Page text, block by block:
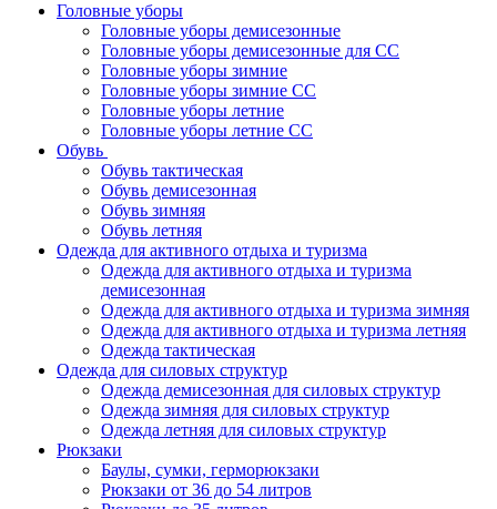
Головные уборы
Головные уборы демисезонные
Головные уборы демисезонные для СС
Головные уборы зимние
Головные уборы зимние СС
Головные уборы летние
Головные уборы летние СС
Обувь
Обувь тактическая
Обувь демисезонная
Обувь зимняя
Обувь летняя
Одежда для активного отдыха и туризма
Одежда для активного отдыха и туризма
демисезонная
Одежда для активного отдыха и туризма зимняя
Одежда для активного отдыха и туризма летняя
Одежда тактическая
Одежда для силовых структур
Одежда демисезонная для силовых структур
Одежда зимняя для силовых структур
Одежда летняя для силовых структур
Рюкзаки
Баулы, сумки, герморюкзаки
Рюкзаки от 36 до 54 литров